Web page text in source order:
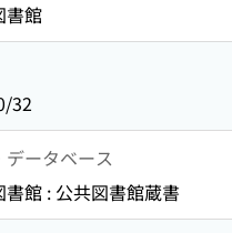
書館
32
ータベース
館 : 公共図書館蔵書